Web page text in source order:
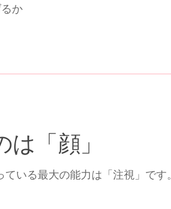
か
「顔」
いる最大の能力は「注視」です。